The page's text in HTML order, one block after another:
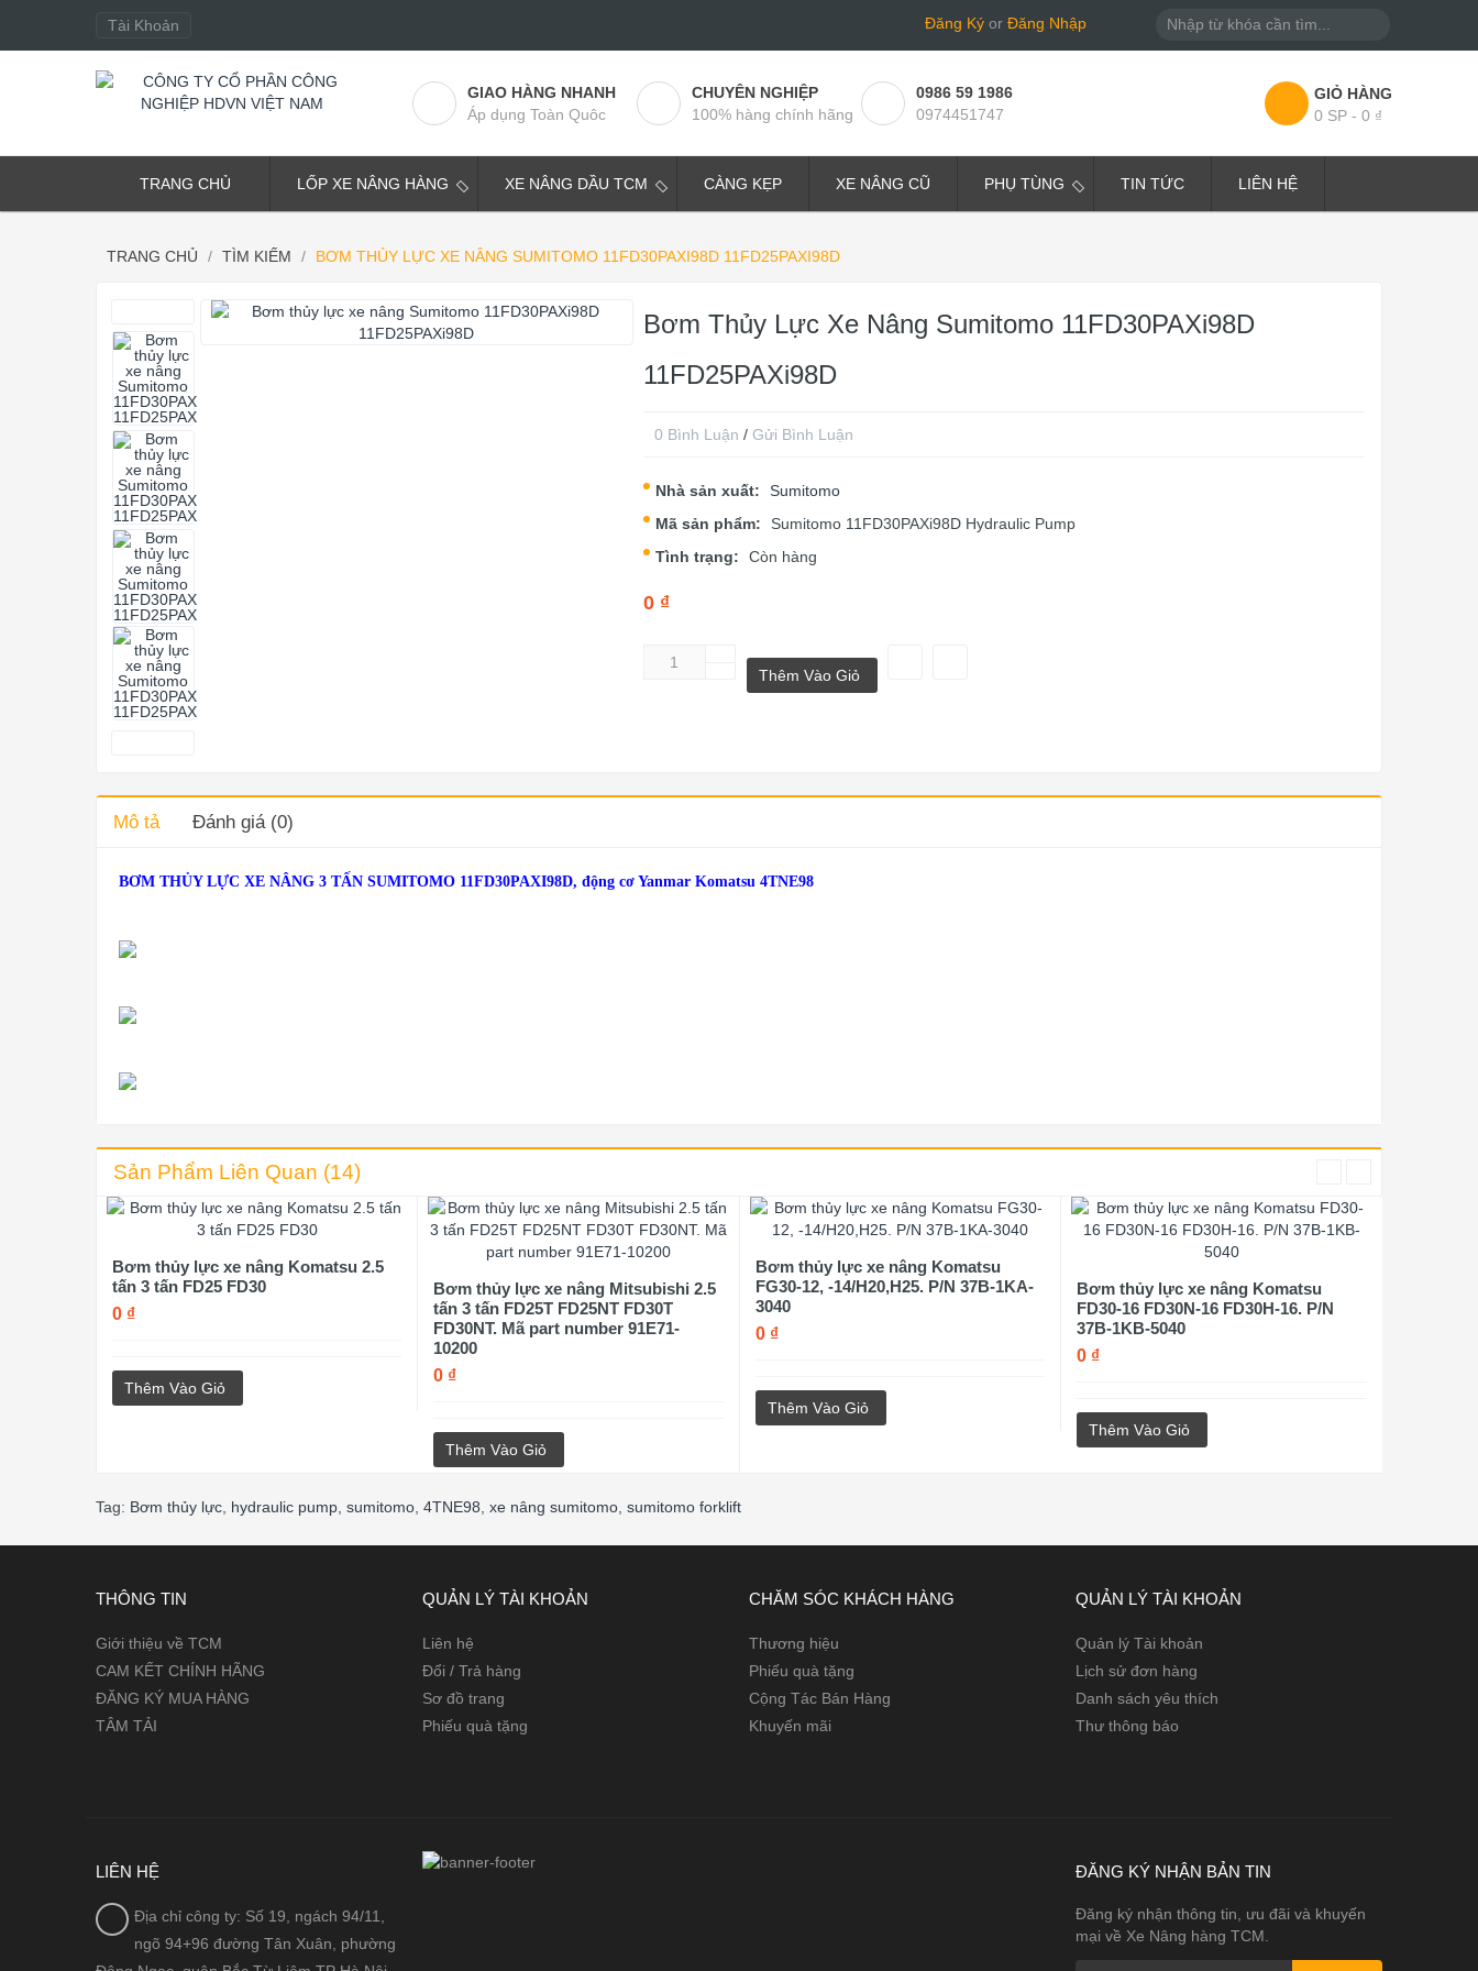
Tài Khoản Đăng Kýor Đăng Nhập
GIAO HÀNG NHANH
Áp dụng Toàn Quôc
CHUYÊN NGHIỆP
100% hàng chính hãng
0986 59 1986
0974451747
GIỎ HÀNG
0 SP - 0 ₫
TRANG CHỦ LỐP XE NÂNG HÀNG XE NÂNG DẦU TCM CÀNG KẸP XE NÂNG CŨ PHỤ TÙNG TIN TỨC LIÊN HỆ
TRANG CHỦ TÌM KIẾM BƠM THỦY LỰC XE NÂNG SUMITOMO 11FD30PAXI98D 11FD25PAXI98D
Bơm Thủy Lực Xe Nâng Sumitomo 11FD30PAXi98D
11FD25PAXi98D
0 Bình Luận / Gửi Bình Luận
Nhà sản xuất:
Sumitomo
Mã sản phẩm:
Sumitomo 11FD30PAXi98D Hydraulic Pump
Tình trạng:
Còn hàng
0 ₫
Thêm Vào Giỏ
Mô tả Đánh giá (0)
BƠM THỦY LỰC XE NÂNG 3 TẤN SUMITOMO 11FD30PAXI98D, động cơ Yanmar Komatsu 4TNE98
Sản Phẩm Liên Quan (14)
Bơm thủy lực xe nâng Komatsu 2.5
tấn 3 tấn FD25 FD30
0 ₫
Thêm Vào Giỏ
Bơm thủy lực xe nâng Mitsubishi 2.5
tấn 3 tấn FD25T FD25NT FD30T
FD30NT. Mã part number 91E71-
10200
0 ₫
Thêm Vào Giỏ
Bơm thủy lực xe nâng Komatsu
FG30-12, -14/H20,H25. P/N 37B-1KA-
3040
0 ₫
Thêm Vào Giỏ
Bơm thủy lực xe nâng Komatsu
FD30-16 FD30N-16 FD30H-16. P/N
37B-1KB-5040
0 ₫
Thêm Vào Giỏ
Tag: Bơm thủy lực hydraulic pump sumitomo 4TNE98 xe nâng sumitomo sumitomo forklift
THÔNG TIN
Giới thiệu về TCM
CAM KẾT CHÍNH HÃNG
ĐĂNG KÝ MUA HÀNG
TÂM TẢI
QUẢN LÝ TÀI KHOẢN
Liên hệ
Đổi / Trả hàng
Sơ đồ trang
Phiếu quà tặng
CHĂM SÓC KHÁCH HÀNG
Thương hiệu
Phiếu quà tặng
Cộng Tác Bán Hàng
Khuyến mãi
QUẢN LÝ TÀI KHOẢN
Quản lý Tài khoản
Lịch sử đơn hàng
Danh sách yêu thích
Thư thông báo
LIÊN HỆ
Địa chỉ công ty: Số 19, ngách 94/11,
ngõ 94+96 đường Tân Xuân, phường
ĐĂNG KÝ NHẬN BẢN TIN
Đăng ký nhận thông tin, ưu đãi và khuyến
mại về Xe Nâng hàng TCM.